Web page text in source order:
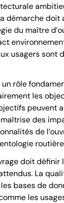
démarche doit
du maître
usagers sont
un rôle
les
peuvent
des
de
doit définir
La
bases de
les